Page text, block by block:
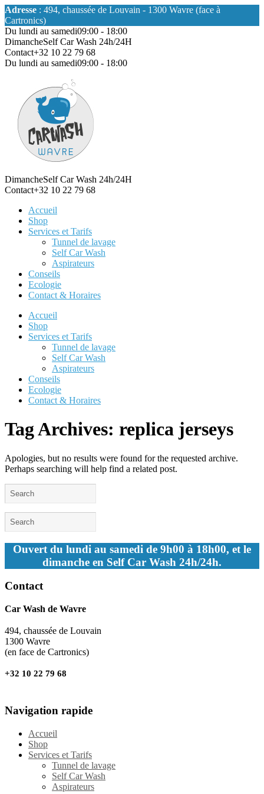
Adresse : 494, chaussée de Louvain - 1300 Wavre (face à
Cartronics)
Du lundi au samedi09:00 - 18:00
DimancheSelf Car Wash 24h/24H
Contact+32 10 22 79 68
Du lundi au samedi09:00 - 18:00
DimancheSelf Car Wash 24h/24H
Contact+32 10 22 79 68
Accueil
Shop
Services et Tarifs
Tunnel de lavage
Self Car Wash
Aspirateurs
Conseils
Ecologie
Contact & Horaires
Accueil
Shop
Services et Tarifs
Tunnel de lavage
Self Car Wash
Aspirateurs
Conseils
Ecologie
Contact & Horaires
Tag Archives: replica jerseys
Apologies, but no results were found for the requested archive.
Perhaps searching will help find a related post.
Ouvert du lundi au samedi de 9h00 à 18h00, et le
dimanche en Self Car Wash 24h/24h.
Contact
Car Wash de Wavre
494, chaussée de Louvain
1300 Wavre
(en face de Cartronics)
+32 10 22 79 68
Navigation rapide
Accueil
Shop
Services et Tarifs
Tunnel de lavage
Self Car Wash
Aspirateurs